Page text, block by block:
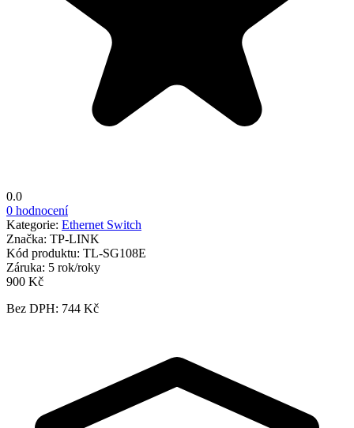
0.0
0 hodnocení
Kategorie: Ethernet Switch
Značka: TP-LINK
Kód produktu: TL-SG108E
Záruka: 5 rok/roky
900 Kč
Bez DPH: 744 Kč